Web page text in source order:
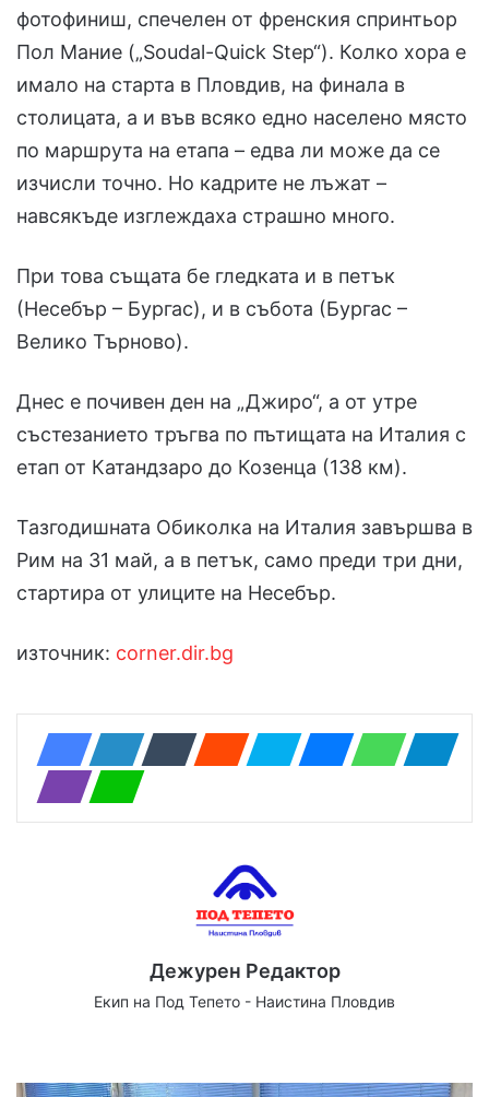
фотофиниш, спечелен от френския спринтьор
Пол Мание („Soudal-Quick Step“). Колко хора е
имало на старта в Пловдив, на финала в
столицата, а и във всяко едно населено място
по маршрута на етапа – едва ли може да се
изчисли точно. Но кадрите не лъжат –
навсякъде изглеждаха страшно много.
При това същата бе гледката и в петък
(Несебър – Бургас), и в събота (Бургас –
Велико Търново).
Днес е почивен ден на „Джиро“, а от утре
състезанието тръгва по пътищата на Италия с
етап от Катандзаро до Козенца (138 км).
Тазгодишната Обиколка на Италия завършва в
Рим на 31 май, а в петък, само преди три дни,
стартира от улиците на Несебър.
източник: corner.dir.bg
Дежурен Редактор
Екип на Под Тепето - Наистина Пловдив